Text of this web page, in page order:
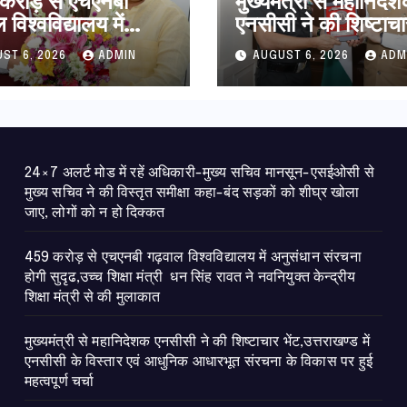
में
संरचना होगी
शिक्षा मंत्री धन
ने नवनियुक्त
6, 2026 ADMIN
एनसीसी ने की
भेंट,उत्तराखण्ड में
विस्तार एवं आधुनिक
आधारभूत संरचना के
AUGUST 6, 2026
24×7 अलर्ट मोड में रहें अधिकारी-मुख्य सचिव मानसून-एसईओसी से
मुख्य सचिव ने की विस्तृत समीक्षा कहा-बंद सड़कों को शीघ्र खोला
जाए, लोगों को न हो दिक्कत
459 करोड़ से एचएनबी गढ़वाल विश्वविद्यालय में अनुसंधान संरचना
होगी सुदृढ,उच्च शिक्षा मंत्री धन सिंह रावत ने नवनियुक्त केन्द्रीय
शिक्षा मंत्री से की मुलाकात
मुख्यमंत्री से महानिदेशक एनसीसी ने की शिष्टाचार भेंट,उत्तराखण्ड में
एनसीसी के विस्तार एवं आधुनिक आधारभूत संरचना के विकास पर हुई
महत्वपूर्ण चर्चा